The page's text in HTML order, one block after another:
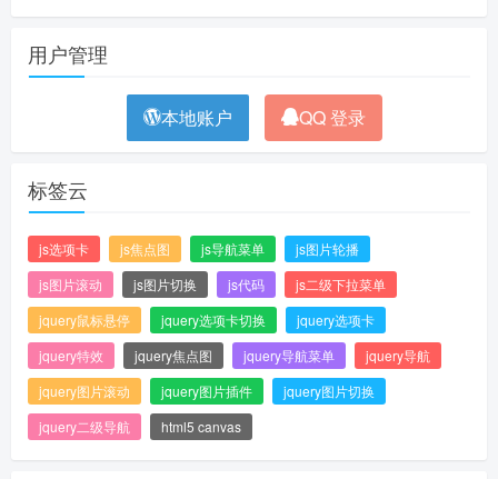
用户管理
本地账户 QQ 登录
标签云
js选项卡 js焦点图 js导航菜单
js图片轮播
js图片滚动
js图片切换 js代码
js二级下拉菜单
jquery鼠标悬停
jquery选项卡切换
jquery选项卡
jquery特效
jquery焦点图 jquery导航菜单
jquery导航
jquery图片滚动
jquery图片插件
jquery图片切换
jquery二级导航
html5 canvas